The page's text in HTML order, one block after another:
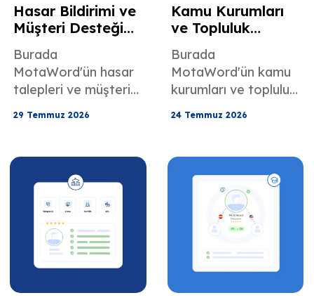
Hasar Bildirimi ve
Müşteri Desteği
Tercümanlık
Hizmetleri
Burada
MotaWord'ün hasar
talepleri ve müşteri
her şeyi
öğrenebilirsiniz.
29 Temmuz 2026
Kamu Kurumları
ve Topluluk
Devlet
Tercümanlık
Hizmetleri
Burada
MotaWord'ün kamu
kurumları ve topluluk
hakkında her şeyi
öğrenin.
24 Temmuz 2026